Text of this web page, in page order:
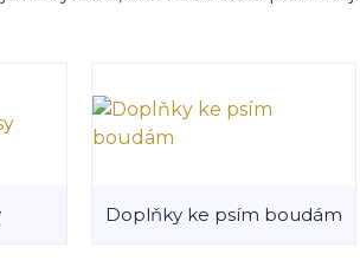
Doplňky ke psím boudám